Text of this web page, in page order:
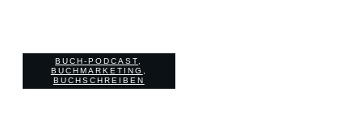
BUCH-PODCAST
BUCHMARKETING
BUCHSCHREIBEN